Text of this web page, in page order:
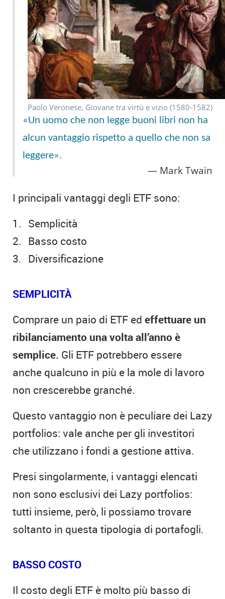
Paolo Veronese, Giovane tra virtù e vizio (1580-1582)
«Un uomo che non legge buoni libri non ha
alcun vantaggio rispetto a quello che non sa
leggere».
Mark Twain
I principali vantaggi degli ETF sono:
Semplicità
Basso costo
Diversificazione
SEMPLICITÀ
Comprare un paio di ETF ed effettuare un
ribilanciamento una volta all’anno è
semplice. Gli ETF potrebbero essere
anche qualcuno in più e la mole di lavoro
non crescerebbe granché.
Questo vantaggio non è peculiare dei Lazy
portfolios: vale anche per gli investitori
che utilizzano i fondi a gestione attiva.
Presi singolarmente, i vantaggi elencati
non sono esclusivi dei Lazy portfolios:
tutti insieme, però, li possiamo trovare
soltanto in questa tipologia di portafogli.
BASSO COSTO
Il costo degli ETF è molto più basso di